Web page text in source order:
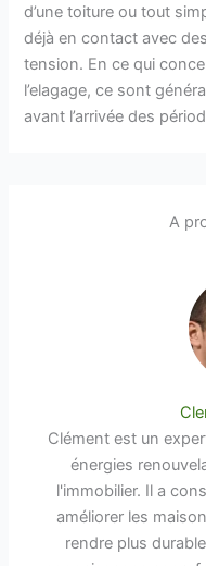
d’une toiture ou tout
déjà en contact avec
tension. En ce qui
l’elagage, ce sont
avant l’arrivée des
A
Clément est un
énergies
l'immobilier. Il a
améliorer les
rendre plus